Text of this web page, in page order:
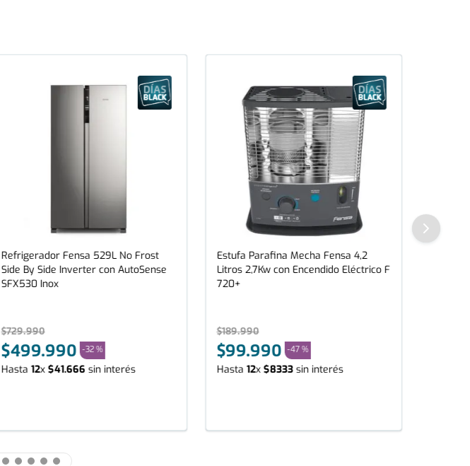
Refrigerador Fensa 529L No Frost
Side By Side Inverter con AutoSense
SFX530 Inox
$729.990
$499.990 -32 %
Hasta 12x $41.666 sin interés
Estufa Parafina Mecha Fensa 4,2
Litros 2,7Kw con Encendido Eléctrico F
720+
$189.990
$99.990 -47 %
Hasta 12x $8333sin interés